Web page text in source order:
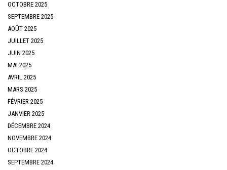
OCTOBRE 2025
SEPTEMBRE 2025
AOÛT 2025
JUILLET 2025
JUIN 2025
MAI 2025
AVRIL 2025
MARS 2025
FÉVRIER 2025
JANVIER 2025
DÉCEMBRE 2024
NOVEMBRE 2024
OCTOBRE 2024
SEPTEMBRE 2024